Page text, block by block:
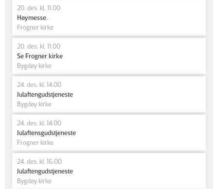
20. des. kl. 11.00
Høymesse.
Frogner kirke
20. des. kl. 11.00
Se Frogner kirke
Bygdøy kirke
24. des. kl. 14.00
Julaftengudstjeneste
Bygdøy kirke
24. des. kl. 14.00
Julaftensgudstjeneste
Frogner kirke
24. des. kl. 16.00
Julaftengudstjeneste
Bygdøy kirke